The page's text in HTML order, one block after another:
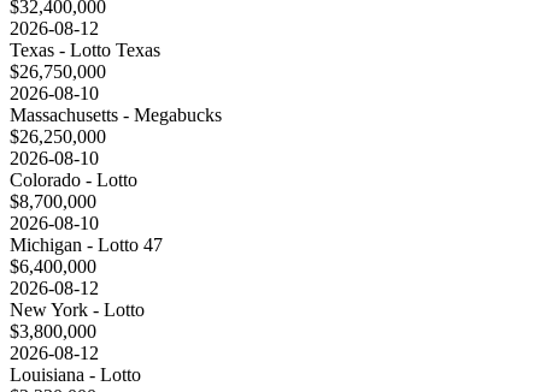
$32,400,000
2026-08-12
Texas - Lotto Texas
$26,750,000
2026-08-10
Massachusetts - Megabucks
$26,250,000
2026-08-10
Colorado - Lotto
$8,700,000
2026-08-10
Michigan - Lotto 47
$6,400,000
2026-08-12
New York - Lotto
$3,800,000
2026-08-12
Louisiana - Lotto